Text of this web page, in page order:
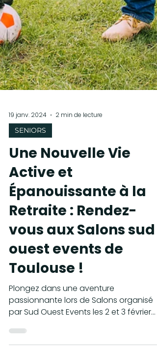
19 janv. 2024 2 min de lecture
SENIORS
Une Nouvelle Vie
Active et
Épanouissante à la
Retraite : Rendez-
vous aux Salons sud
ouest events de
Toulouse !